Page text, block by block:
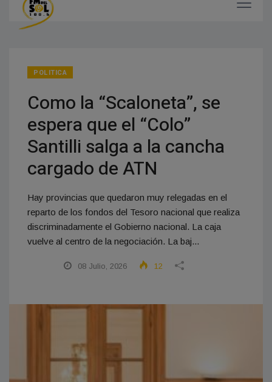
POLITICA
Como la “Scaloneta”, se
espera que el “Colo”
Santilli salga a la cancha
cargado de ATN
Hay provincias que quedaron muy relegadas en el
reparto de los fondos del Tesoro nacional que realiza
discriminadamente el Gobierno nacional. La caja
vuelve al centro de la negociación. La baj...
08 Julio, 2026 12